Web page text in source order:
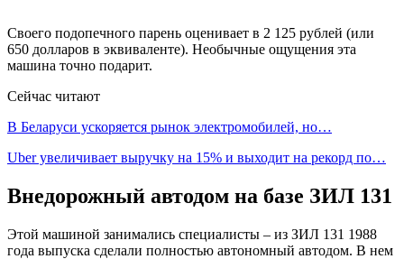
Своего подопечного парень оценивает в 2 125 рублей (или
650 долларов в эквиваленте). Необычные ощущения эта
машина точно подарит.
Сейчас читают
В Беларуси ускоряется рынок электромобилей, но…
Uber увеличивает выручку на 15% и выходит на рекорд по…
Внедорожный автодом на базе ЗИЛ 131
Этой машиной занимались специалисты – из ЗИЛ 131 1988
года выпуска сделали полностью автономный автодом. В нем